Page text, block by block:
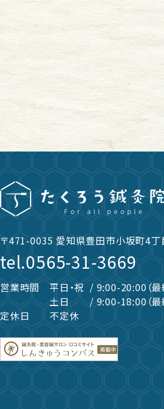
〒471-0035愛知県豊田市小坂町4
tel.0565-31-3669
営業時間 平日・祝 / 9:00-20:00（最
土日
/ 9:00-18:00（最
定休日
不定休